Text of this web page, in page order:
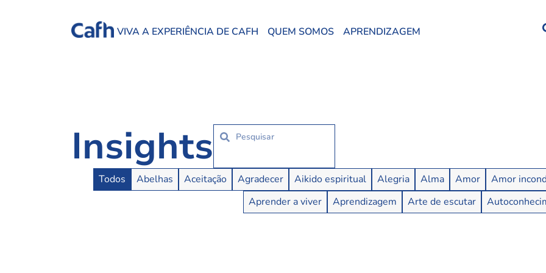
VIVA A EXPERIÊNCIA DE CAFH QUEM SOMOS APRENDIZAGEM
Insights
Insights Buttons
Todos Abelhas Aceitação Agradecer Aikido espiritual Alegria Alma Amor Amor
Aprender a viver
Aprendizagem Arte de escutar